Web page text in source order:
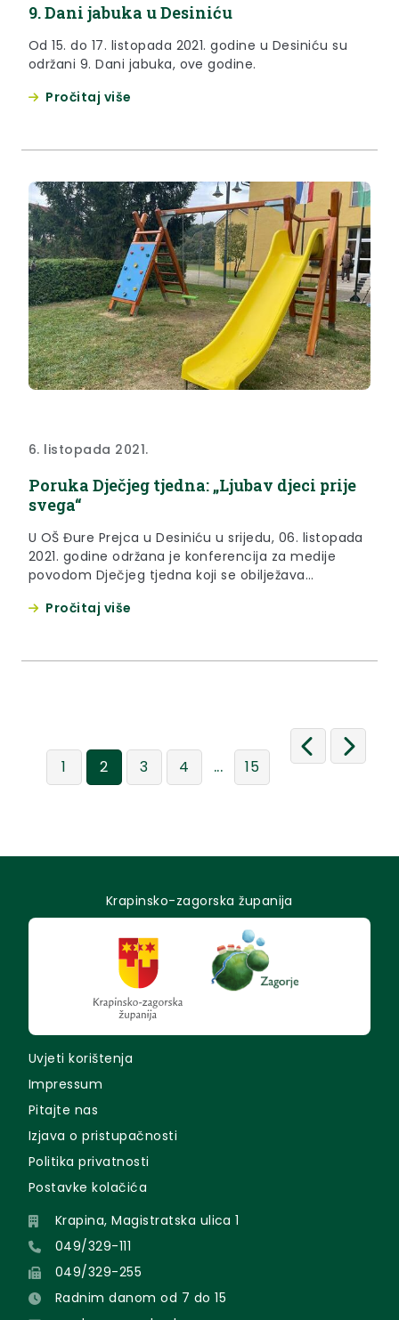
9. Dani jabuka u Desiniću
Od 15. do 17. listopada 2021. godine u Desiniću su
održani 9. Dani jabuka, ove godine.
Pročitaj više
6. listopada 2021.
Poruka Dječjeg tjedna: „Ljubav djeci prije
svega“
U OŠ Đure Prejca u Desiniću u srijedu, 06. listopada
2021. godine održana je konferencija za medije
povodom Dječjeg tjedna koji se obilježava
4. do 10. listopada te je najavljen i natječaj za Dječji
Pročitaj više
1 2 3 4 ... 15
Krapinsko-zagorska županija
Uvjeti korištenja
Impressum
Pitajte nas
Izjava o pristupačnosti
Politika privatnosti
Postavke kolačića
Krapina, Magistratska ulica 1
049/329-111
049/329-255
Radnim danom od 7 do 15